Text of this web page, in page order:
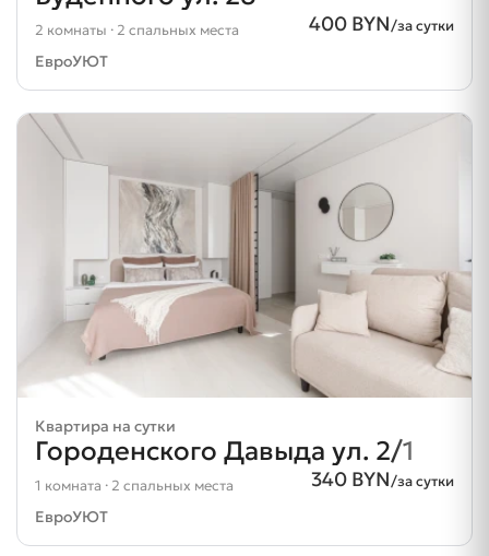
400 BYN/за сутки
2 комнаты · 2 спальных места
ЕвроУЮТ
Квартира на сутки
Городенского Давыда ул. 2/1
340 BYN/за сутки
1 комната · 2 спальных места
ЕвроУЮТ